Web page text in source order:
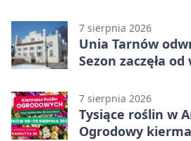
7 sierpnia 2026
Unia Tarnów
Sezon zaczęła
7 sierpnia 2026
Tysiące roślin w
Ogrodowy